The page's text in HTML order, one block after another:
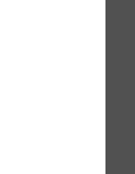
– Znovu na jih (díl 7.)